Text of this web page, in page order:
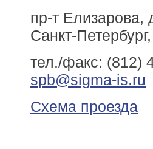
пр-т Елизарова,
Санкт-
тел./факс: (812)
spb@sigma-is.ru
Схема проезда